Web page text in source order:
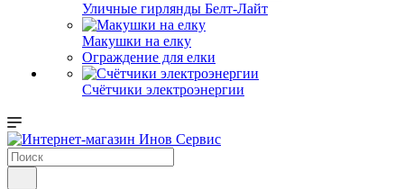
Уличные гирлянды Белт-Лайт
Макушки на елку
Ограждение для елки
Счётчики электроэнергии